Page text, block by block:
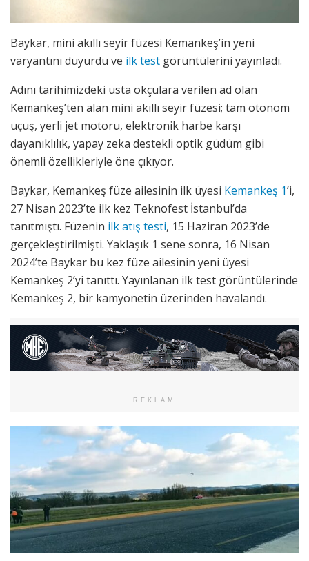
Baykar, mini akıllı seyir füzesi Kemankeş’in yeni
varyantını duyurdu ve ilk test görüntülerini yayınladı.
Adını tarihimizdeki usta okçulara verilen ad olan
Kemankeş’ten alan mini akıllı seyir füzesi; tam otonom
uçuş, yerli jet motoru, elektronik harbe karşı
dayanıklılık, yapay zeka destekli optik güdüm gibi
önemli özellikleriyle öne çıkıyor.
Baykar, Kemankeş füze ailesinin ilk üyesi Kemankeş 1’i,
27 Nisan 2023’te ilk kez Teknofest İstanbul’da
tanıtmıştı. Füzenin ilk atış testi, 15 Haziran 2023’de
gerçekleştirilmişti. Yaklaşık 1 sene sonra, 16 Nisan
2024’te Baykar bu kez füze ailesinin yeni üyesi
Kemankeş 2’yi tanıttı. Yayınlanan ilk test görüntülerinde
Kemankeş 2, bir kamyonetin üzerinden havalandı.
REKLAM